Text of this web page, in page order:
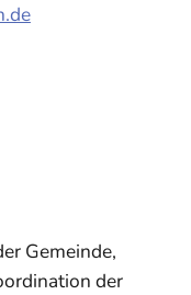
Gemeinde,
der